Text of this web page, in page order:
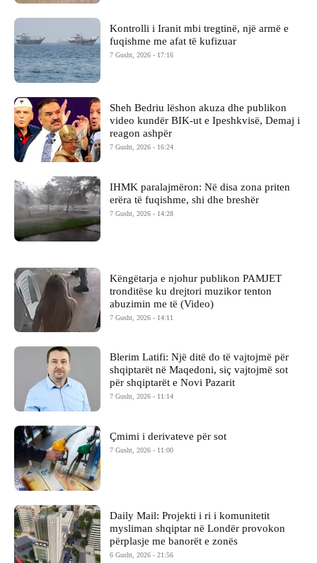
Kontrolli i Iranit mbi tregtinë, një armë e
fuqishme me afat të kufizuar
7 Gusht, 2026 - 17:16
Sheh Bedriu lëshon akuza dhe publikon
video kundër BIK-ut e Ipeshkvisë, Demaj i
reagon ashpër
7 Gusht, 2026 - 16:24
IHMK paralajmëron: Në disa zona priten
erëra të fuqishme, shi dhe breshër
7 Gusht, 2026 - 14:28
Këngëtarja e njohur publikon PAMJET
tronditëse ku drejtori muzikor tenton
abuzimin me të (Video)
7 Gusht, 2026 - 14:11
Blerim Latifi: Një ditë do të vajtojmë për
shqiptarët në Maqedoni, siç vajtojmë sot
për shqiptarët e Novi Pazarit
7 Gusht, 2026 - 11:14
Çmimi i derivateve për sot
7 Gusht, 2026 - 11:00
Daily Mail: Projekti i ri i komunitetit
mysliman shqiptar në Londër provokon
përplasje me banorët e zonës
6 Gusht, 2026 - 21:56